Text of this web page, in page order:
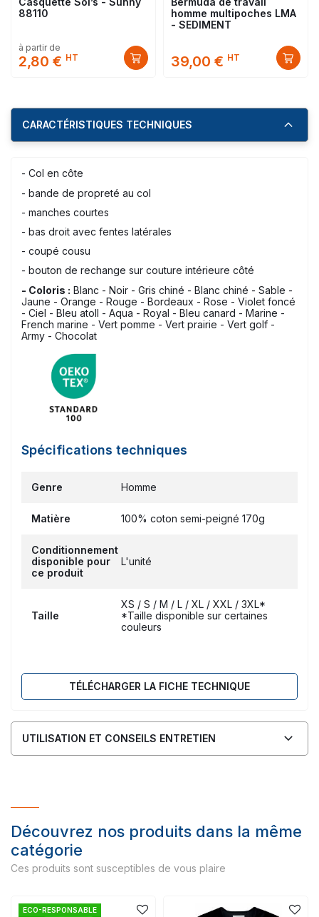
88110
à partir de
2,80 € HT
homme multipoches LMA
- SEDIMENT
39,00 € HT
CARACTÉRISTIQUES TECHNIQUES
- Col en côte
- bande de propreté au col
- manches courtes
- bas droit avec fentes latérales
- coupé cousu
- bouton de rechange sur couture intérieure côté
- Coloris : Blanc - Noir - Gris chiné - Blanc chiné - Sable -
Jaune - Orange - Rouge - Bordeaux - Rose - Violet foncé
- Ciel - Bleu atoll - Aqua - Royal - Bleu canard - Marine -
French marine - Vert pomme - Vert prairie - Vert golf -
Army - Chocolat
Spécifications techniques
Genre Homme
Matière 100% coton semi-peigné 170g
Conditionnement
disponible pour
ce produit
L'unité
Taille
XS / S / M / L / XL / XXL / 3XL*
*Taille disponible sur certaines
couleurs
TÉLÉCHARGER LA FICHE TECHNIQUE
UTILISATION ET CONSEILS ENTRETIEN
Découvrez nos produits dans la même
catégorie
Ces produits sont susceptibles de vous plaire
ECO-RESPONSABLE